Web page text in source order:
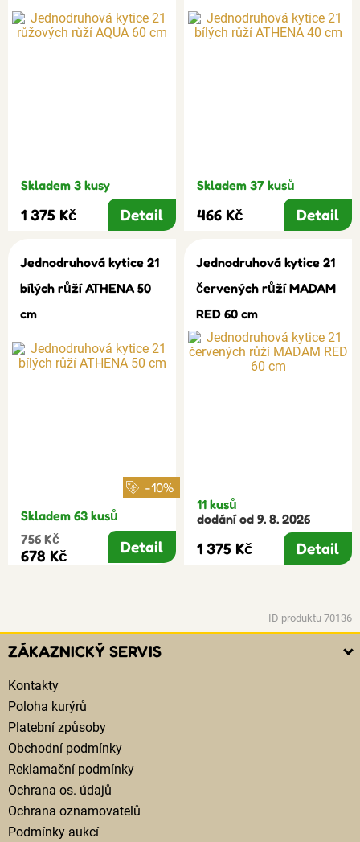
Skladem 3 kusy
1 375 Kč Detail
Skladem 37 kusů
466 Kč Detail
Jednodruhová kytice 21
bílých růží ATHENA 50
cm
-10%
Skladem 63 kusů
756 Kč
678 Kč Detail
Jednodruhová kytice 21
červených růží MADAM
RED 60 cm
11 kusů
dodání od 9. 8. 2026
1 375 Kč Detail
ID produktu 70136
ZÁKAZNICKÝ SERVIS
Kontakty
Poloha kurýrů
Platební způsoby
Obchodní podmínky
Reklamační podmínky
Ochrana os. údajů
Ochrana oznamovatelů
Podmínky aukcí